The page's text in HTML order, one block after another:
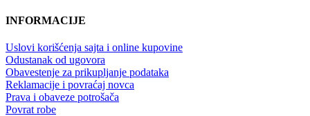
INFORMACIJE
Uslovi korišćenja sajta i online kupovine
Odustanak od ugovora
Obavestenje za prikupljanje podataka
Reklamacije i povraćaj novca
Prava i obaveze potrošača
Povrat robe